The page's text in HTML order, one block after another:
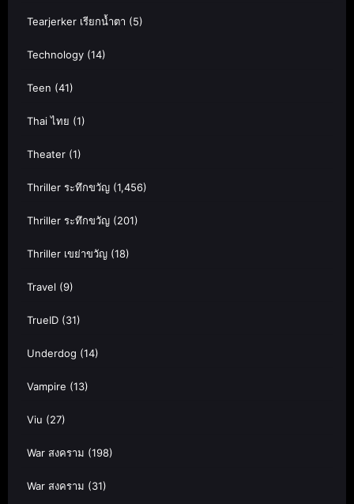
Tearjerker เรียกน้ำตา (5)
Technology (14)
Teen (41)
Thai ไทย (1)
Theater (1)
Thriller ระทึกขวัญ (1,456)
Thriller ระทึกขวัญ (201)
Thriller เขย่าขวัญ (18)
Travel (9)
TrueID (31)
Underdog (14)
Vampire (13)
Viu (27)
War สงคราม (198)
War สงคราม (31)